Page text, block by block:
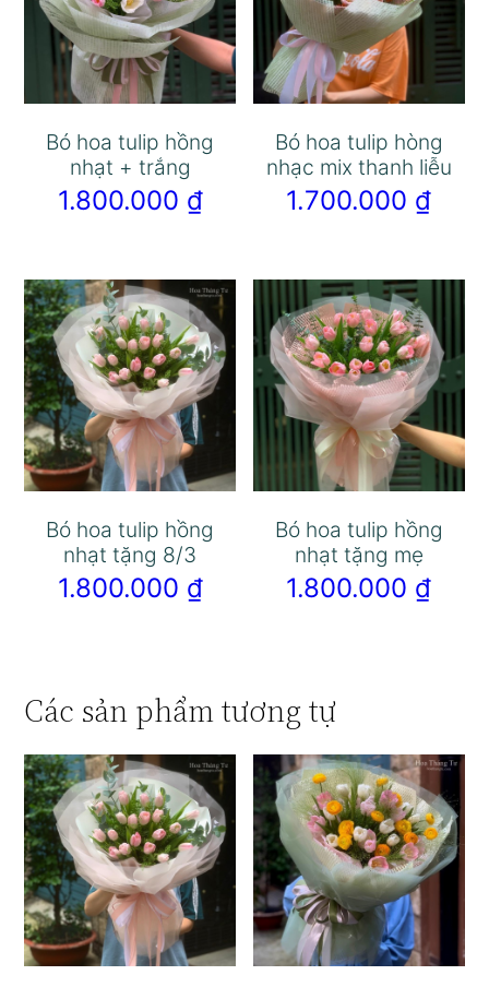
Bó hoa tulip hồng
nhạt + trắng
1.800.000 ₫
Bó hoa tulip hòng
nhạc mix thanh liễu
1.700.000 ₫
Bó hoa tulip hồng
nhạt tặng 8/3
1.800.000 ₫
Bó hoa tulip hồng
nhạt tặng mẹ
1.800.000 ₫
Các sản phẩm tương tự